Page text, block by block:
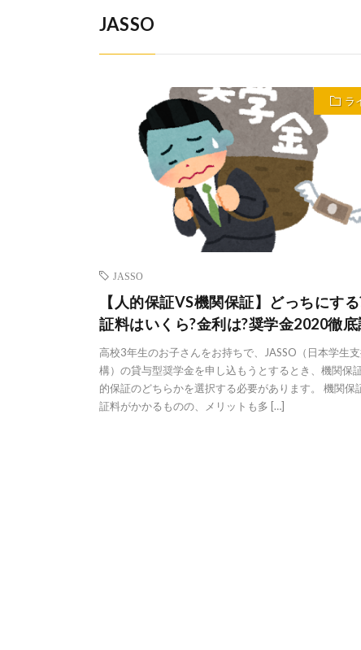
JASSO
ラ
JASSO
【人的保証VS機関保証】どっちにす
証料はいくら?金利は?奨学金2020徹
高校3年生のお子さんをお持ちで、JASSO（日本学生
構）の貸与型奨学金を申し込もうとするとき、機関保
的保証のどちらかを選択する必要があります。 機関保
証料がかかるものの、メリットも多 […]